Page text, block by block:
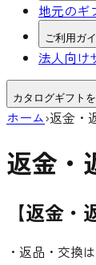
地元のギ
ご利用ガ
法人向け
カタログギフト
ホーム›返金・
返金・
【返金・
・返品・交換